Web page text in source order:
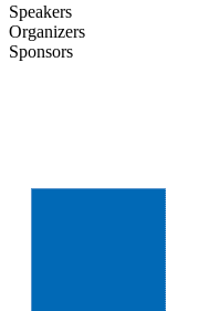
Speakers
Organizers
Sponsors